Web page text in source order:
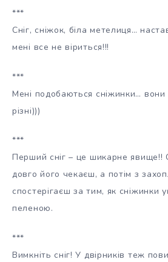
***
Сніг, сніжок, біла метелиця…
мені все не віриться!!!
***
Мені подобаються сніжинки… вони
різні)))
***
Перший сніг – це шикарне явище!!
довго його чекаєш, а потім з
спостерігаєш за тим, як сніжинки
пеленою.
***
Вимкніть сніг! У двірників теж